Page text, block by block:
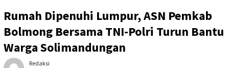
Rumah Dipenuhi Lumpur, ASN Pemkab
Bolmong Bersama TNI-Polri Turun Bantu
Warga Solimandungan
Redaksi